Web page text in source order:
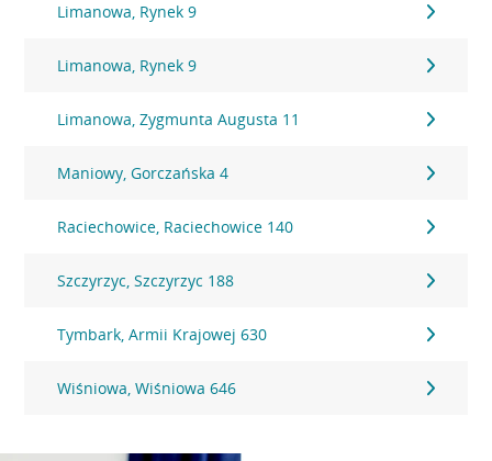
Limanowa, Rynek 9
Limanowa, Rynek 9
Limanowa, Zygmunta Augusta 11
Maniowy, Gorczańska 4
Raciechowice, Raciechowice 140
Szczyrzyc, Szczyrzyc 188
Tymbark, Armii Krajowej 630
Wiśniowa, Wiśniowa 646